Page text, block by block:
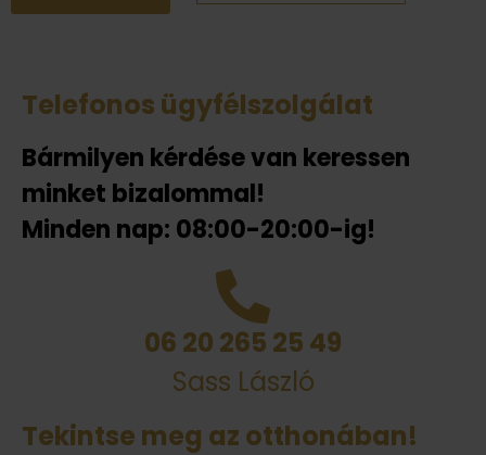
Telefonos ügyfélszolgálat
Bármilyen kérdése van keressen
minket bizalommal!
Minden nap: 08:00-20:00-ig!
06 20 265 25 49
Sass László
Tekintse meg az otthonában!